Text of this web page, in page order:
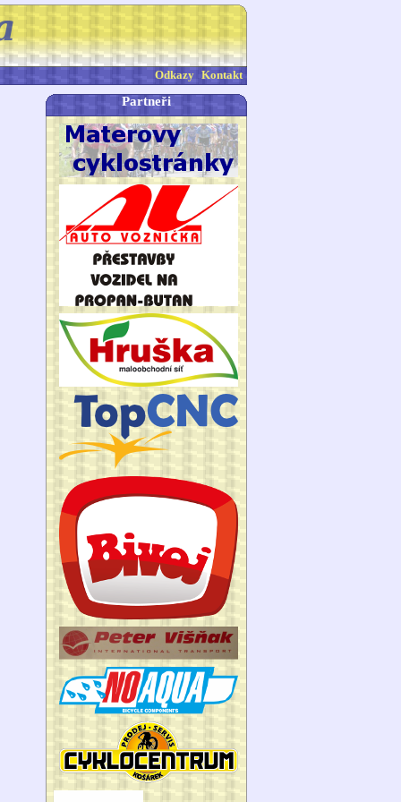
Odkazy Kontakt
Partneři